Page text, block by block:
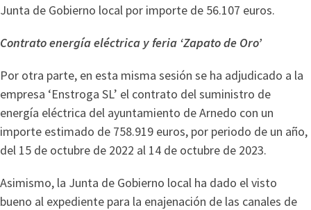
Junta de Gobierno local por importe de 56.107 euros.
Contrato energía eléctrica y feria ‘Zapato de Oro’
Por otra parte, en esta misma sesión se ha adjudicado a la
empresa ‘Enstroga SL’ el contrato del suministro de
energía eléctrica del ayuntamiento de Arnedo con un
importe estimado de 758.919 euros, por periodo de un año,
del 15 de octubre de 2022 al 14 de octubre de 2023.
Asimismo, la Junta de Gobierno local ha dado el visto
bueno al expediente para la enajenación de las canales de